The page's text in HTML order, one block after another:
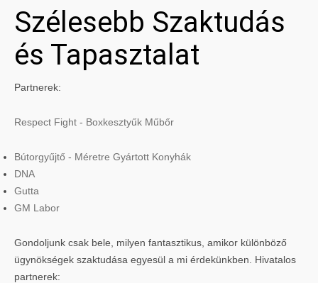
Szélesebb Szaktudás
és Tapasztalat
Partnerek:
Respect Fight - Boxkesztyűk Műbőr
Bútorgyűjtő - Méretre Gyártott Konyhák
DNA
Gutta
GM Labor
Gondoljunk csak bele, milyen fantasztikus, amikor különböző
ügynökségek szaktudása egyesül a mi érdekünkben. Hivatalos
partnerek: